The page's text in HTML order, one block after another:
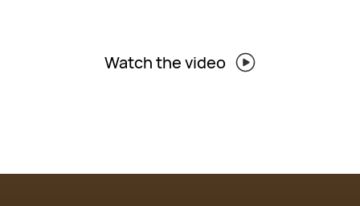
Watch the video